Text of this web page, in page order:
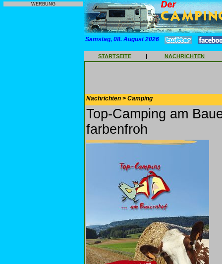
WERBUNG
Samstag, 08. August 2026
STARTSEITE | NACHRICHTEN
Nachrichten > Camping
Top-Camping am
farbenfroh